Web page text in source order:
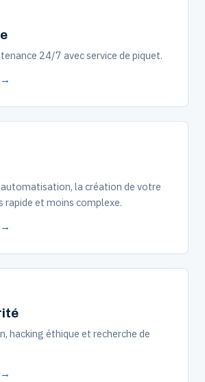
24/7 avec service de piquet.
→
la création de votre
rapide et moins complexe.
→
hacking éthique et recherche de
→